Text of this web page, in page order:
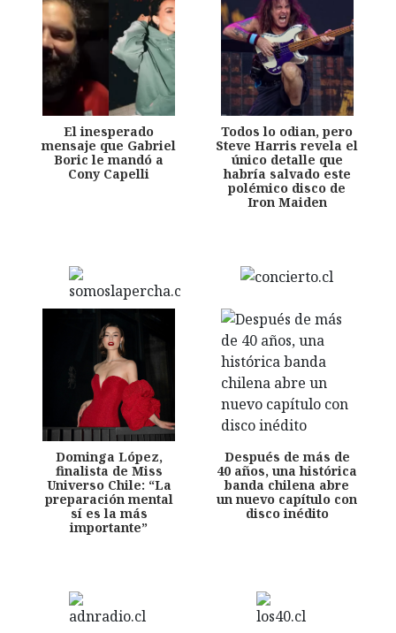
El inesperado
mensaje que Gabriel
Boric le mandó a
Cony Capelli
Todos lo odian, pero
Steve Harris revela el
único detalle que
habría salvado este
polémico disco de
Iron Maiden
Dominga López,
finalista de Miss
Universo Chile: “La
preparación mental
sí es la más
importante”
Después de más de
40 años, una histórica
banda chilena abre
un nuevo capítulo con
disco inédito